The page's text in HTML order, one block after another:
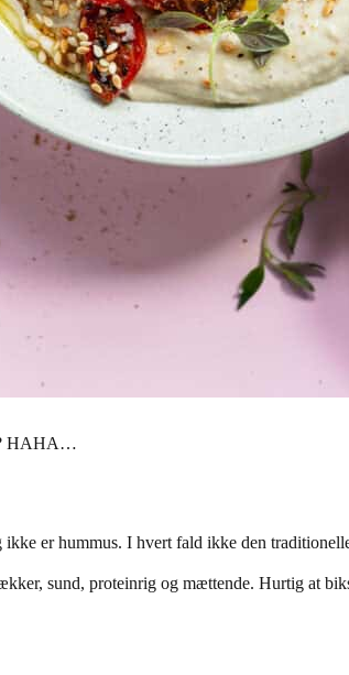
HAHA…
ikke er hummus. I hvert fald ikke den
sund, proteinrig og mættende. Hurtig at